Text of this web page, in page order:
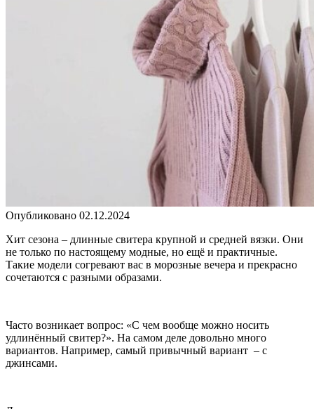
Опубликовано 02.12.2024
Хит сезона – длинные свитера крупной и средней вязки. Они
не только по настоящему модные, но ещё и практичные.
Такие модели согревают вас в морозные вечера и прекрасно
сочетаются с разными образами.
Часто возникает вопрос: «С чем вообще можно носить
удлинённый свитер?». На самом деле довольно много
вариантов. Например, самый привычный вариант – с
джинсами.